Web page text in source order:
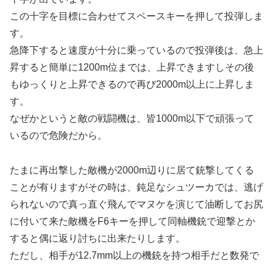
この十字を目標に合わせてスペースキーを押して投弾しま
す。
急降下すると速度が十分に乗っているので投弾後は、急上
昇すると簡単に1200m位までは、上昇できますしその後
もゆっくりと上昇できるので再び2000m以上に上昇しま
す。
なぜかというと敵の戦闘機は、皆1000m以下で頑張って
いるので危険だから。
たまに再出撃した敵機が2000m辺りに居て銃撃してくる
ことが有りますがその時は、鈍足なシュツーカでは、逃げ
られないので真っ直ぐ飛んでマヌケを演じて油断してお尻
に付いて来た敵機をF6キーを押して同軸機銃で迎撃とか
すると偶に返り討ちに出来たりします。
ただし、相手が12.7mm以上の機銃を持つ相手だと数発で